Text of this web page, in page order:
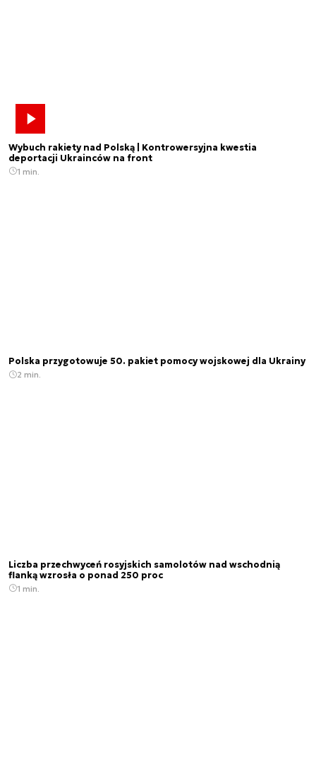
Wybuch rakiety nad Polską | Kontrowersyjna kwestia
deportacji Ukrainców na front
1 min.
Polska przygotowuje 50. pakiet pomocy wojskowej dla Ukrainy
2 min.
Liczba przechwyceń rosyjskich samolotów nad wschodnią
flanką wzrosła o ponad 250 proc
1 min.